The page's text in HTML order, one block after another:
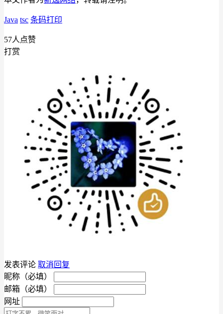
Java tsc 条码打印
57人点赞
打赏
发表评论 取消回复
昵称（必填）
邮箱（必填）
网址